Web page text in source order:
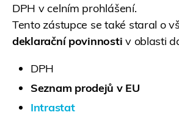
DPH v celním prohlášení.
Tento zástupce se také staral o
deklarační povinnosti v oblasti
DPH
Seznam prodejů v EU
Intrastat